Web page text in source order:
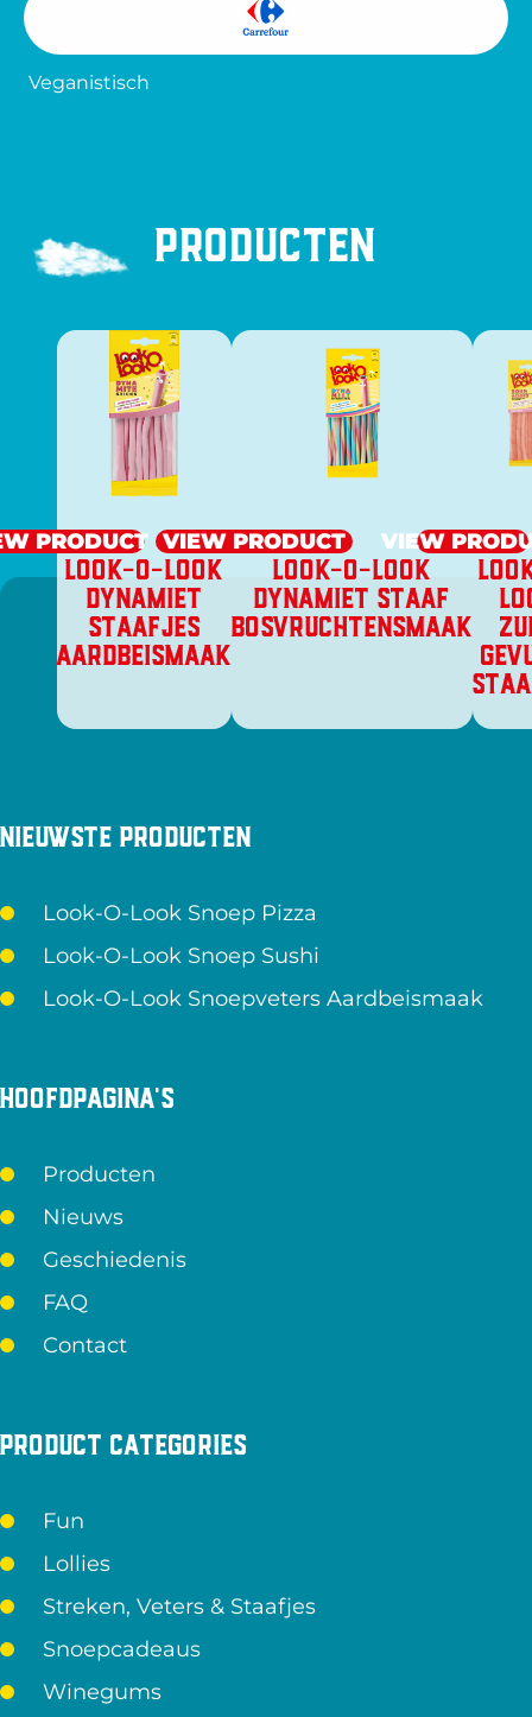
Veganistisch
Producten
LOOK-O-LOOK
DYNAMIET
STAAFJES
AARDBEISMAAK
PRODUCT
LOOK-O-LOOK
DYNAMIET STAAF
BOSVRUCHTENSMAAK
VIEW PRODUCT VIEW
Nieuwste producten
Look-O-Look Snoep Pizza
Look-O-Look Snoep Sushi
Look-O-Look Snoepveters Aardbeismaak
Hoofdpagina's
Producten
Nieuws
Geschiedenis
FAQ
Contact
Product categories
Fun
Lollies
Streken, Veters & Staafjes
Snoepcadeaus
Winegums